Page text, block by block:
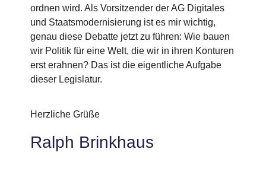
ordnen wird. Als Vorsitzender der AG Digitales
und Staatsmodernisierung ist es mir wichtig,
genau diese Debatte jetzt zu führen: Wie bauen
wir Politik für eine Welt, die wir in ihren Konturen
erst erahnen? Das ist die eigentliche Aufgabe
dieser Legislatur.
Herzliche Grüße
Ralph Brinkhaus